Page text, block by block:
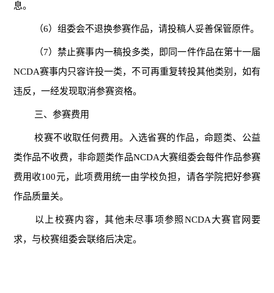
息。
（6）组委会不退换参赛作品，请投稿人妥善保管原件。
（7）禁止赛事内一稿投多类，即同一件作品在第十一届
NCDA赛事内只容许投一类，不可再重复转投其他类别，如有
违反，一经发现取消参赛资格。
三、参赛费用
校赛不收取任何费用。入选省赛的作品，命题类、公益
类作品不收费，非命题类作品NCDA大赛组委会每件作品参赛
费用收100元，此项费用统一由学校负担，请各学院把好参赛
作品质量关。
以上校赛内容，其他未尽事项参照NCDA大赛官网要
求，与校赛组委会联络后决定。